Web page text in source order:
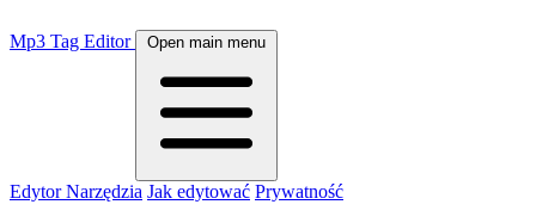
Mp3 Tag Editor Open main menu
EdytorNarzędzia Jak edytować Prywatność